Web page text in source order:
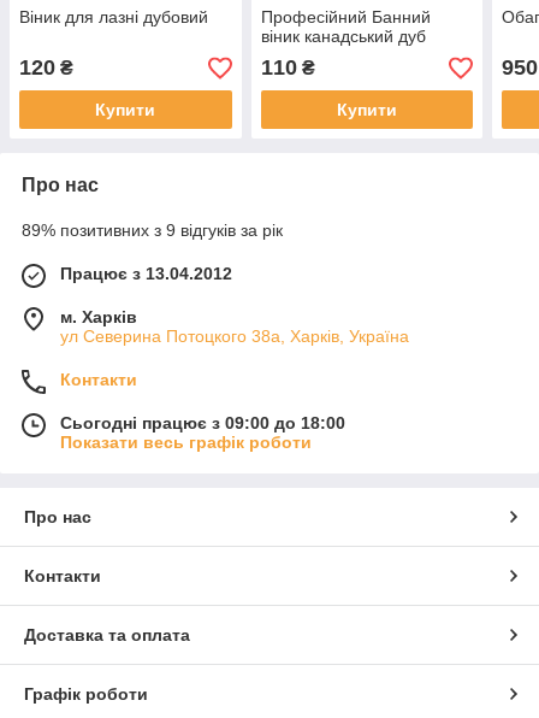
Віник для лазні дубовий
120 ₴
Купити
Професійний Банний
віник канадський дуб
110₴
Купити
950
Про нас
89% позитивних з 9 відгуків за рік
Працює з 13.04.2012
м. Харків
ул Северина Потоцкого 38а, Харків, Україна
Контакти
Сьогодні працює з 09:00 до 18:00
Показати весь графік роботи
Про нас
Контакти
Доставка та оплата
Графік роботи